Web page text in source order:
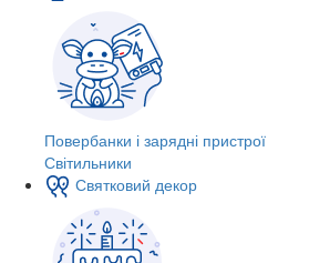
Повербанки і зарядні пристрої
Світильники
Святковий декор